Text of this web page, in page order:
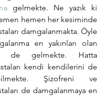
gelmekte. Ne yazık ki
hemen her kesiminde
damgalanmakta. Öyle
en yakınları olan
de gelmekte. Hatta
kendi kendilerini de
Şizofreni ve
de damgalanmaya en